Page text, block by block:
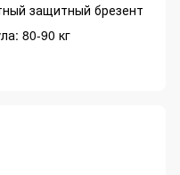
защитный брезент
80-90 кг